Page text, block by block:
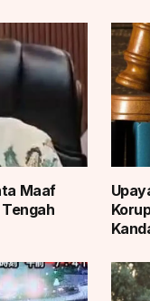
Maaf
Tengah